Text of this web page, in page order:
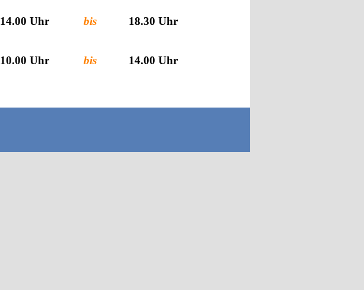
14.00 Uhr bis 18.30 Uhr
10.00 Uhr bis 14.00 Uhr